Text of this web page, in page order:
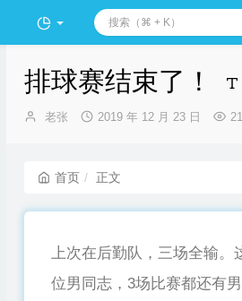
排球赛结束了！
博
老张
发
2019 年 12 月 23 日
首页 正文
上次在后勤队，三场全输。
位男同志，3场比赛都还有